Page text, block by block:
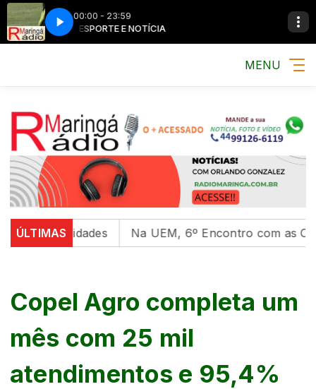
00:00 - 23:59
MÚSICA, ESPORTE E NOTÍCIA MÚSICA,
MENU
ÚLTIMAS Na UEM, 6º Encontro com as Culturas
Copel Agro completa um
mês com 25 mil
atendimentos e 95,4%